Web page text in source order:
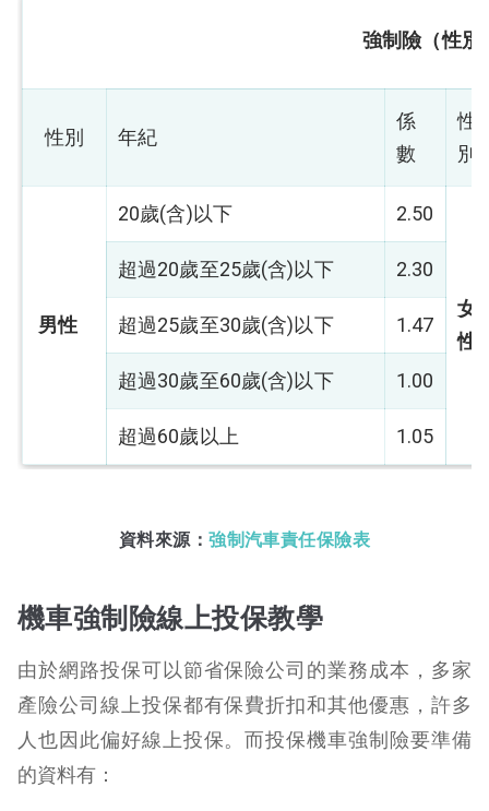
強制險（性別
性別 年紀
係
數
性
別
男性
20歲(含)以下 2.50
女
性
超過20歲至25歲(含)以下 2.30
超過25歲至30歲(含)以下 1.47
超過30歲至60歲(含)以下 1.00
超過60歲以上 1.05
資料來源：強制汽車責任保險表
機車強制險線上投保教學
由於網路投保可以節省保險公司的業務成本，多家
產險公司線上投保都有保費折扣和其他優惠，許多
人也因此偏好線上投保。而投保機車強制險要準備
的資料有：